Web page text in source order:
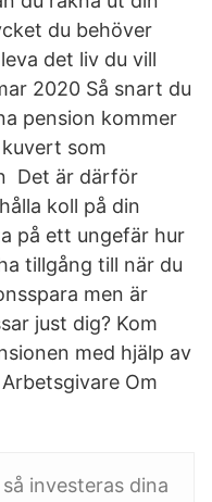
du behöver
det liv du vill
2020 Så snart du
pension kommer
som
Det är därför
koll på din
på ett ungefär hur
tillgång till när du
men är
just dig? Kom
med hjälp av
Om
investeras dina